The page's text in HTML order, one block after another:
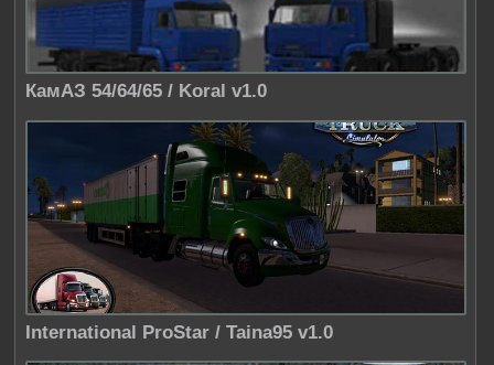
КамАЗ 54/64/65 / Koral v1.0
International ProStar / Taina95 v1.0